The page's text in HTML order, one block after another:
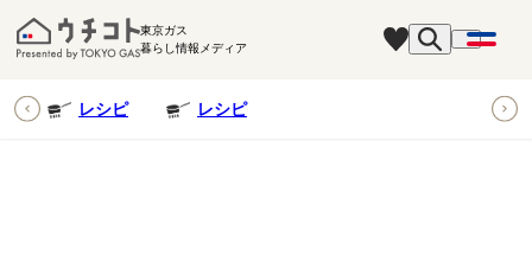
東京ガス
暮らし情報メディア
レシピ レシピ